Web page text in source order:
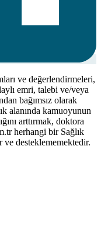
ve değerlendirmeleri,
emri, talebi ve/veya
bağımsız olarak
alanında kamuoyunun
arttırmak, doktora
herhangi bir Sağlık
ve desteklememektedir.